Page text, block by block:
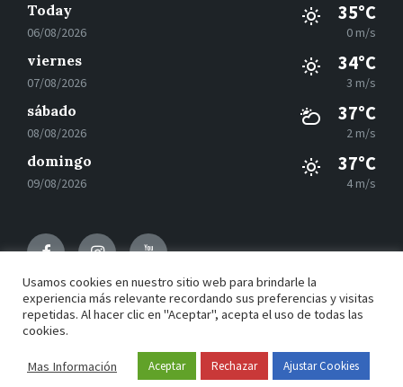
Today
06/08/2026
35°C
0 m/s
viernes
07/08/2026
34°C
3 m/s
sábado
08/08/2026
37°C
2 m/s
domingo
09/08/2026
37°C
4 m/s
FacebookInstagramYoutube
© 2021 Motilla del Palancar - Desarrollado por Grupo
Usamos cookies en nuestro sitio web para brindarle la
experiencia más relevante recordando sus preferencias y visitas
repetidas. Al hacer clic en "Aceptar", acepta el uso de todas las
cookies.
Mas Información Aceptar Rechazar Ajustar Cookies